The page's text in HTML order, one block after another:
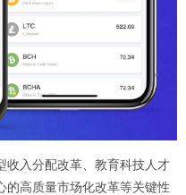
收入分配改革、教育科技人才
的高质量市场化改革等关键性